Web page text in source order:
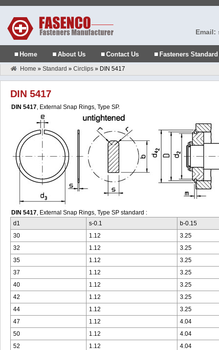
Email:
Home About Us Contact Us Fasteners Standard
Home » Standard » Circlips » DIN 5417
DIN 5417
DIN 5417, External Snap Rings, Type SP.
DIN 5417, External Snap Rings, Type SP standard :
d1
s-0.1
b-0.15
30
1.12
3.25
32
1.12
3.25
35
1.12
3.25
37
1.12
3.25
40
1.12
3.25
42
1.12
3.25
44
1.12
3.25
47
1.12
4.04
50
1.12
4.04
52
1.12
4.04